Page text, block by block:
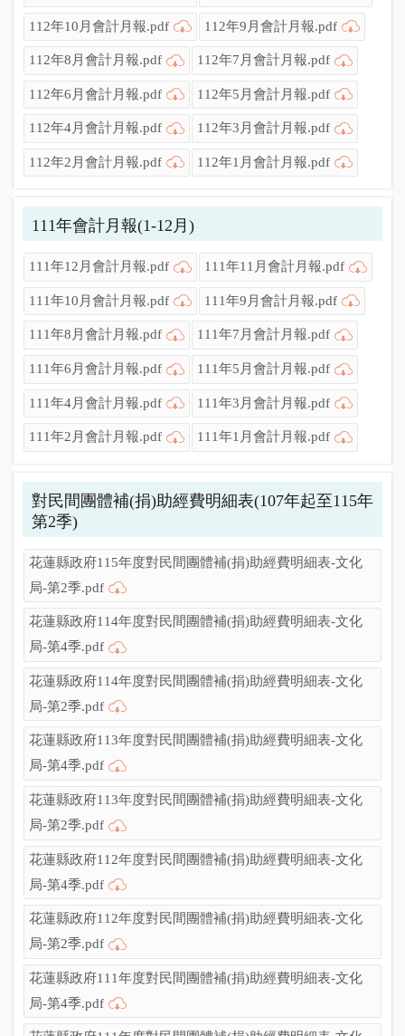
112年10月會計月報.pdf 112年9月會計月報.pdf
112年8月會計月報.pdf 112年7月會計月報.pdf
112年6月會計月報.pdf 112年5月會計月報.pdf
112年4月會計月報.pdf 112年3月會計月報.pdf
112年2月會計月報.pdf 112年1月會計月報.pdf
111年會計月報(1-12月)
111年12月會計月報.pdf 111年11月會計月報.pdf
111年10月會計月報.pdf 111年9月會計月報.pdf
111年8月會計月報.pdf 111年7月會計月報.pdf
111年6月會計月報.pdf 111年5月會計月報.pdf
111年4月會計月報.pdf 111年3月會計月報.pdf
111年2月會計月報.pdf 111年1月會計月報.pdf
對民間團體補(捐)助經費明細表(107年起至115年
第2季)
花蓮縣政府115年度對民間團體補(捐)助經費明細表-文化
局-第2季.pdf
花蓮縣政府114年度對民間團體補(捐)助經費明細表-文化
局-第4季.pdf
花蓮縣政府114年度對民間團體補(捐)助經費明細表-文化
局-第2季.pdf
花蓮縣政府113年度對民間團體補(捐)助經費明細表-文化
局-第4季.pdf
花蓮縣政府113年度對民間團體補(捐)助經費明細表-文化
局-第2季.pdf
花蓮縣政府112年度對民間團體補(捐)助經費明細表-文化
局-第4季.pdf
花蓮縣政府112年度對民間團體補(捐)助經費明細表-文化
局-第2季.pdf
花蓮縣政府111年度對民間團體補(捐)助經費明細表-文化
局-第4季.pdf